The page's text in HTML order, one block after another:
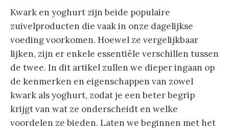
Kwark en yoghurt zijn beide populaire
zuivelproducten die vaak in onze dagelijkse
voeding voorkomen. Hoewel ze vergelijkbaar
lijken, zijn er enkele essentiële verschillen tussen
de twee. In dit artikel zullen we dieper ingaan op
de kenmerken en eigenschappen van zowel
kwark als yoghurt, zodat je een beter begrip
krijgt van wat ze onderscheidt en welke
voordelen ze bieden. Laten we beginnen met het